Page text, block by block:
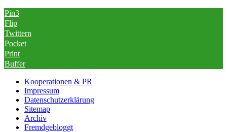
Pin3
Flip
Twittern
Pocket
Print
Buffer
Kooperationen & PR
Impressum
Datenschutzerklärung
Sitemap
Archiv
Fremdgebloggt